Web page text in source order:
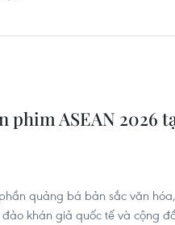
phim ASEAN 2026
quảng bá bản sắc văn
khán giả quốc tế và cộng